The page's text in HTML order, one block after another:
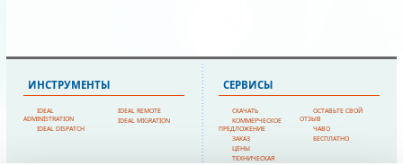
ИНСТРУМЕНТЫ
IDEAL
ADMINISTRATION
IDEAL DISPATCH
IDEAL REMOTE
IDEAL MIGRATION
СЕРВИСЫ
СКАЧАТЬ
КОММЕРЧЕСКОЕ
ПРЕДЛОЖЕНИЕ
ЗАКАЗ
ЦЕНЫ
ТЕХНИЧЕСКАЯ
ОСТАВЬТЕ СВОЙ
ОТЗЫВ
ЧАВО
БЕСПЛАТНО